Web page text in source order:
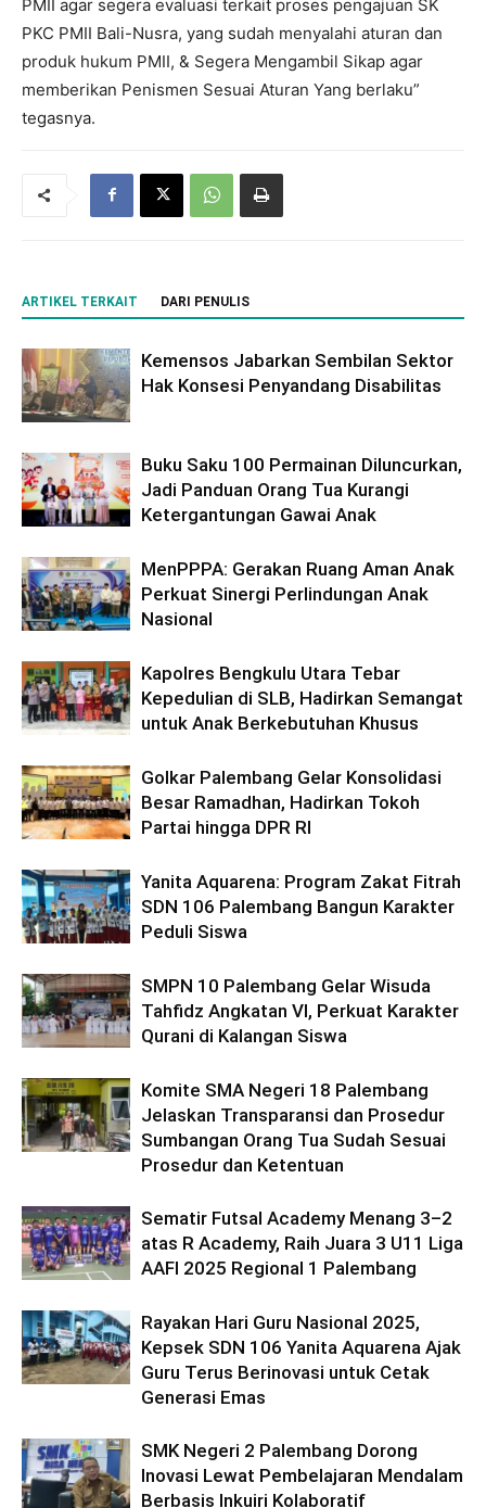
PMII agar segera evaluasi terkait proses pengajuan SK
PKC PMII Bali-Nusra, yang sudah menyalahi aturan dan
produk hukum PMII, & Segera Mengambil Sikap agar
memberikan Penismen Sesuai Aturan Yang berlaku”
tegasnya.
ARTIKEL TERKAIT DARI PENULIS
Kemensos Jabarkan Sembilan Sektor
Hak Konsesi Penyandang Disabilitas
Buku Saku 100 Permainan Diluncurkan,
Jadi Panduan Orang Tua Kurangi
Ketergantungan Gawai Anak
MenPPPA: Gerakan Ruang Aman Anak
Perkuat Sinergi Perlindungan Anak
Nasional
Kapolres Bengkulu Utara Tebar
Kepedulian di SLB, Hadirkan Semangat
untuk Anak Berkebutuhan Khusus
Golkar Palembang Gelar Konsolidasi
Besar Ramadhan, Hadirkan Tokoh
Partai hingga DPR RI
Yanita Aquarena: Program Zakat Fitrah
SDN 106 Palembang Bangun Karakter
Peduli Siswa
SMPN 10 Palembang Gelar Wisuda
Tahfidz Angkatan VI, Perkuat Karakter
Qurani di Kalangan Siswa
Komite SMA Negeri 18 Palembang
Jelaskan Transparansi dan Prosedur
Sumbangan Orang Tua Sudah Sesuai
Prosedur dan Ketentuan
Sematir Futsal Academy Menang 3–2
atas R Academy, Raih Juara 3 U11 Liga
AAFI 2025 Regional 1 Palembang
Rayakan Hari Guru Nasional 2025,
Kepsek SDN 106 Yanita Aquarena Ajak
Guru Terus Berinovasi untuk Cetak
Generasi Emas
SMK Negeri 2 Palembang Dorong
Inovasi Lewat Pembelajaran Mendalam
Berbasis Inkuiri Kolaboratif